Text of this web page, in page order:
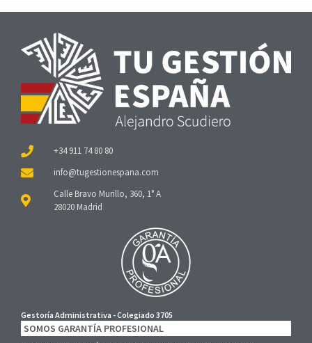
+34 911 74 80 80
Calle Bravo Murillo, 360, 1° A
28020 Madrid
Gestoría Administrativa - Colegiado 3705
SOMOS GARANTÍA PROFESIONAL